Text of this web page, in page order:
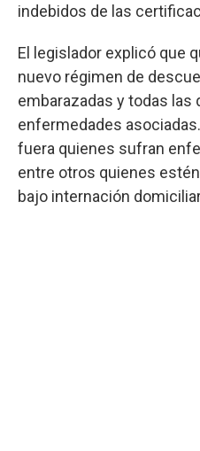
indebidos de las
El legislador explicó que
nuevo régimen de
embarazadas y todas las
enfermedades
fuera quienes sufran
entre otros quienes
bajo internación